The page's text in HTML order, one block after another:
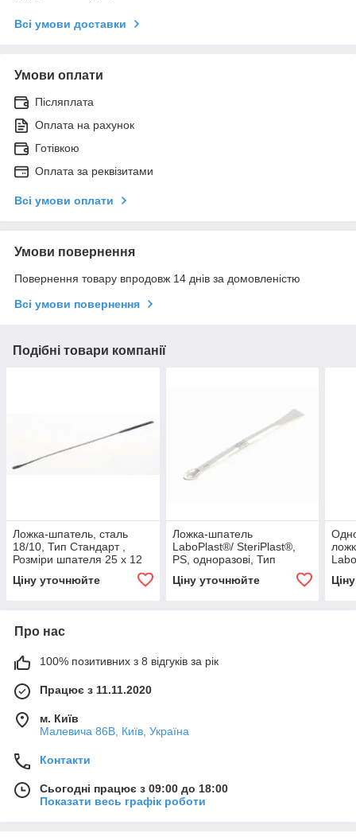
Всі умови доставки
Умови оплати
Післяплата
Оплата на рахунок
Готівкою
Оплата за реквізитами
Всі умови оплати
Умови повернення
Повернення товару впродовж 14 днів за домовленістю
Всі умови повернення
Подібні товари компанії
Ложка-шпатель, сталь
18/10, Тип Стандарт ,
Розміри шпателя 25 x 12
Довжина 210 мм, Bochem,
Ціну уточнюйте
Ложка-шпатель
LaboPlast®/ SteriPlast®,
PS, одноразові, Тип
SteriPlast® , Довжина 178
мм, Стерильні + , Bürkle,
Ціну уточнюйте
Про нас
100% позитивних з 8 відгуків за рік
Працює з 11.11.2020
м. Київ
Малевича 86В, Київ, Україна
Контакти
Сьогодні працює з 09:00 до 18:00
Показати весь графік роботи